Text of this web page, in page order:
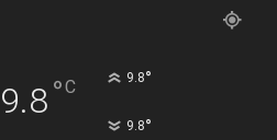
9.8°C 9.8°
9.8°